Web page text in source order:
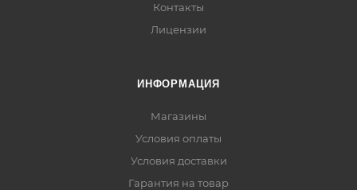
Контакты
Лицензии
ИНФОРМАЦИЯ
Магазины
Условия оплаты
Условия доставки
Гарантия на товар